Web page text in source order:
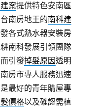
案提供特色安南區
南房地王的南科建
各式熱水器安裝房
南科發展引領團隊
引發掉髮原因透明
房市專人服務迅速
最好的青年購屋專
價格以及確認需植